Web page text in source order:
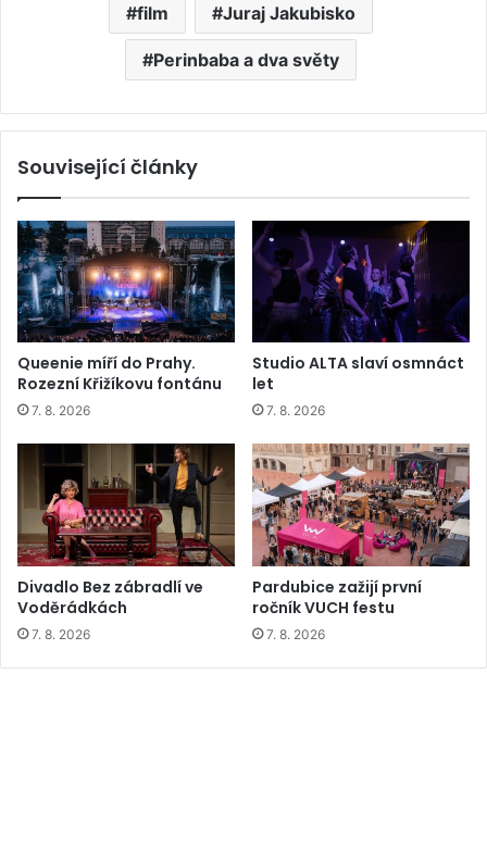
film Juraj Jakubisko
Perinbaba a dva světy
Související články
Queenie míří do Prahy.
Rozezní Křižíkovu fontánu
7. 8. 2026
Studio ALTA slaví osmnáct
let
7. 8. 2026
Divadlo Bez zábradlí ve
Voděrádkách
7. 8. 2026
Pardubice zažijí první
ročník VUCH festu
7. 8. 2026